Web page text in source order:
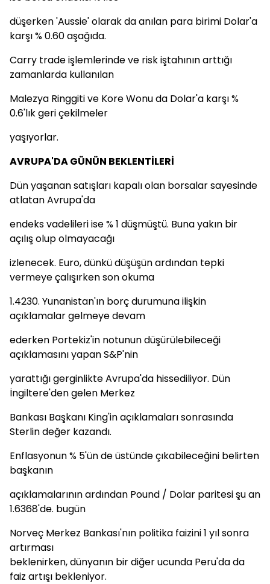
düşerken 'Aussie' olarak da anılan para birimi Dolar'a
karşı % 0.60 aşağıda.
Carry trade işlemlerinde ve risk iştahının arttığı
zamanlarda kullanılan
Malezya Ringgiti ve Kore Wonu da Dolar'a karşı %
0.6'lık geri çekilmeler
yaşıyorlar.
AVRUPA'DA GÜNÜN BEKLENTİLERİ
Dün yaşanan satışları kapalı olan borsalar sayesinde
atlatan Avrupa'da
endeks vadelileri ise % 1 düşmüştü. Buna yakın bir
açılış olup olmayacağı
izlenecek. Euro, dünkü düşüşün ardından tepki
vermeye çalışırken son okuma
1.4230. Yunanistan'ın borç durumuna ilişkin
açıklamalar gelmeye devam
ederken Portekiz'in notunun düşürülebileceği
açıklamasını yapan S&P'nin
yarattığı gerginlikte Avrupa'da hissediliyor. Dün
İngiltere'den gelen Merkez
Bankası Başkanı King'in açıklamaları sonrasında
Sterlin değer kazandı.
Enflasyonun % 5'ün de üstünde çıkabileceğini belirten
başkanın
açıklamalarının ardından Pound / Dolar paritesi şu an
1.6368'de. bugün
Norveç Merkez Bankası'nın politika faizini 1 yıl sonra
artırması
beklenirken, dünyanın bir diğer ucunda Peru'da da
faiz artışı bekleniyor.